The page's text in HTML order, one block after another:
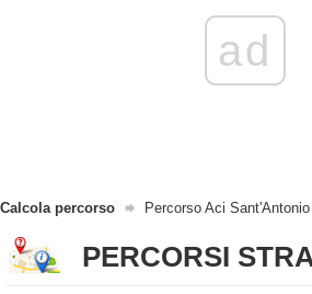
ad
Calcola percorso Percorso Aci
PERCORSI